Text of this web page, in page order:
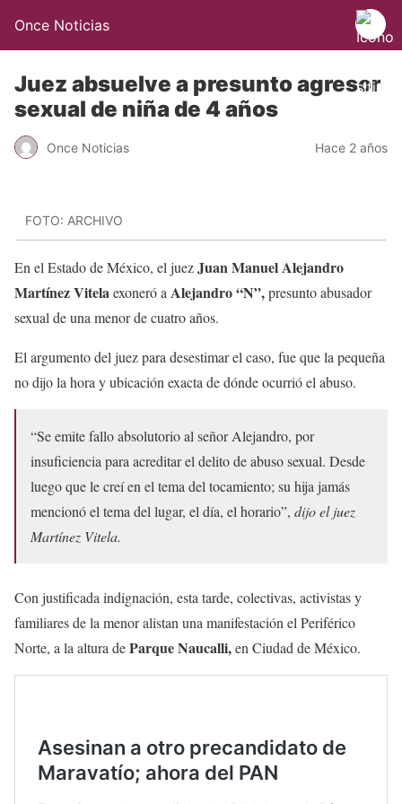
Once Noticias
Juez absuelve a presunto agresor
sexual de niña de 4 años
Once Noticias Hace 2 años
FOTO: ARCHIVO
En el Estado de México, el juezJuan Manuel Alejandro
Martínez Vitelaexoneró a Alejandro “N”,presunto abusador
sexual de una menor de cuatro años.
El argumento del juez para desestimar el caso, fue que la pequeña
no dijo la hora y ubicación exacta de dónde ocurrió el abuso.
“Se emite fallo absolutorio al señor Alejandro, por
insuficiencia para acreditar el delito de abuso sexual. Desde
luego que le creí en el tema del tocamiento; su hija jamás
mencionó el tema del lugar, el día, el horario”, dijo el juez
Martínez Vitela.
Con justificada indignación, esta tarde, colectivas, activistas y
familiares de la menor alistan una manifestación el Periférico
Norte, a la altura deParque Naucalli,en Ciudad de México.